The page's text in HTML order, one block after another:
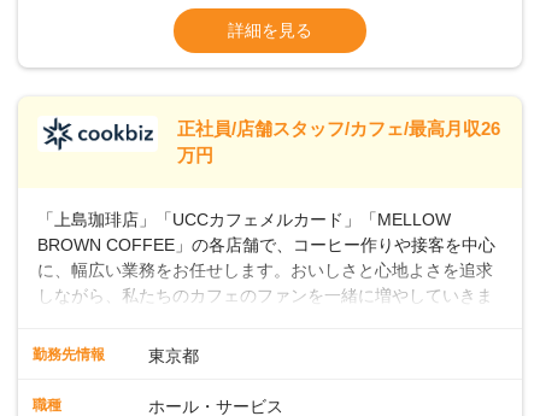
一切無用♪一つひとつをしっかり伝えていきますので、無理の
ないペースで覚えていきましょう！さらにマネージャーへの
ます・東日本エリア：月給21万4000～27万
※経験・スキルを考慮の上、決定します。
※別途、残業代および各種手当あり
※試用期間なし
■店長職： ・西日本／月給26万7500円
万円＋賞与(年3回)・店長職：年収410万円／
詳細を見る
正社員/店舗スタッフ/カフェ/最高月収26
万円
「上島珈琲店」「UCCカフェメルカード」「MELLOW
BROWN COFFEE」の各店舗で、コーヒー作りや接客を中心
に、幅広い業務をお任せします。おいしさと心地よさを追求
しながら、私たちのカフェのファンを一緒に増やしていきま
クの作成お客様のご案内、レジ対応軽食メニューの調理店内
ート体制充実コーヒーの知識から接客マナーまで、先輩スタ
勤務先情報 東京都
職種 ホール・サービス